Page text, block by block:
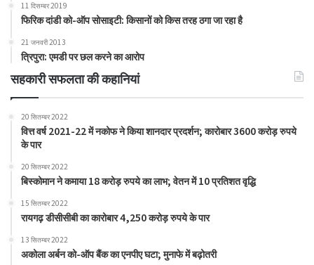
11 दिसम्बर 2019
फिरिक दांडी को-ऑप सोसाइटी: किसानों को किस तरह ठगा जा रहा है
21 जनवरी 2013
त्रिपुरा: एमडी पर छल करने का आरोप
सहकारी सफलता की कहानियां
20 सितम्बर 2022
वित्त वर्ष 2021-22 में नकोफ ने किया शानदार प्रदर्शन; कारोबार 3600 करोड़ रुपये
के पार
20 सितम्बर 2022
बिस्कोमान ने कमाया 18 करोड़ रुपये का लाभ; वेतन में 10 प्रतिशत वृद्धि
15 सितम्बर 2022
रायगढ़ डीसीसीबी का कारोबार 4,250 करोड़ रुपये के पार
13 सितम्बर 2022
अकोला अर्बन को-ऑप बैंक का एनपीए घटा; मुनाफे में बढ़ोतरी